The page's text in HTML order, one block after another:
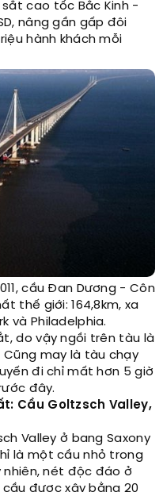
cao tốc Bắc Kinh -
nâng gần gấp đôi
hành khách mỗi
cầu Đan Dương - Côn
thế giới: 164,8km, xa
và Philadelphia.
do vậy ngồi trên tàu là
may là tàu chạy
đi chỉ mất hơn 5 giờ
đây.
Cầu Goltzsch Valley,
Valley ở bang Saxony
là một cầu nhỏ trong
nhiên, nét độc đáo ở
được xây bằng 20